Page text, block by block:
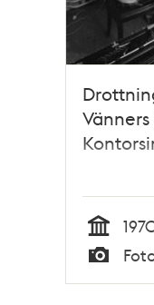
Vänners
Tid
Typ